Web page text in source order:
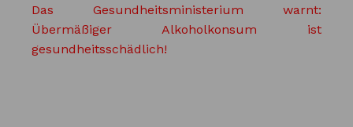
Das Gesundheitsministerium warnt:
Übermäßiger Alkoholkonsum ist
gesundheitsschädlich!